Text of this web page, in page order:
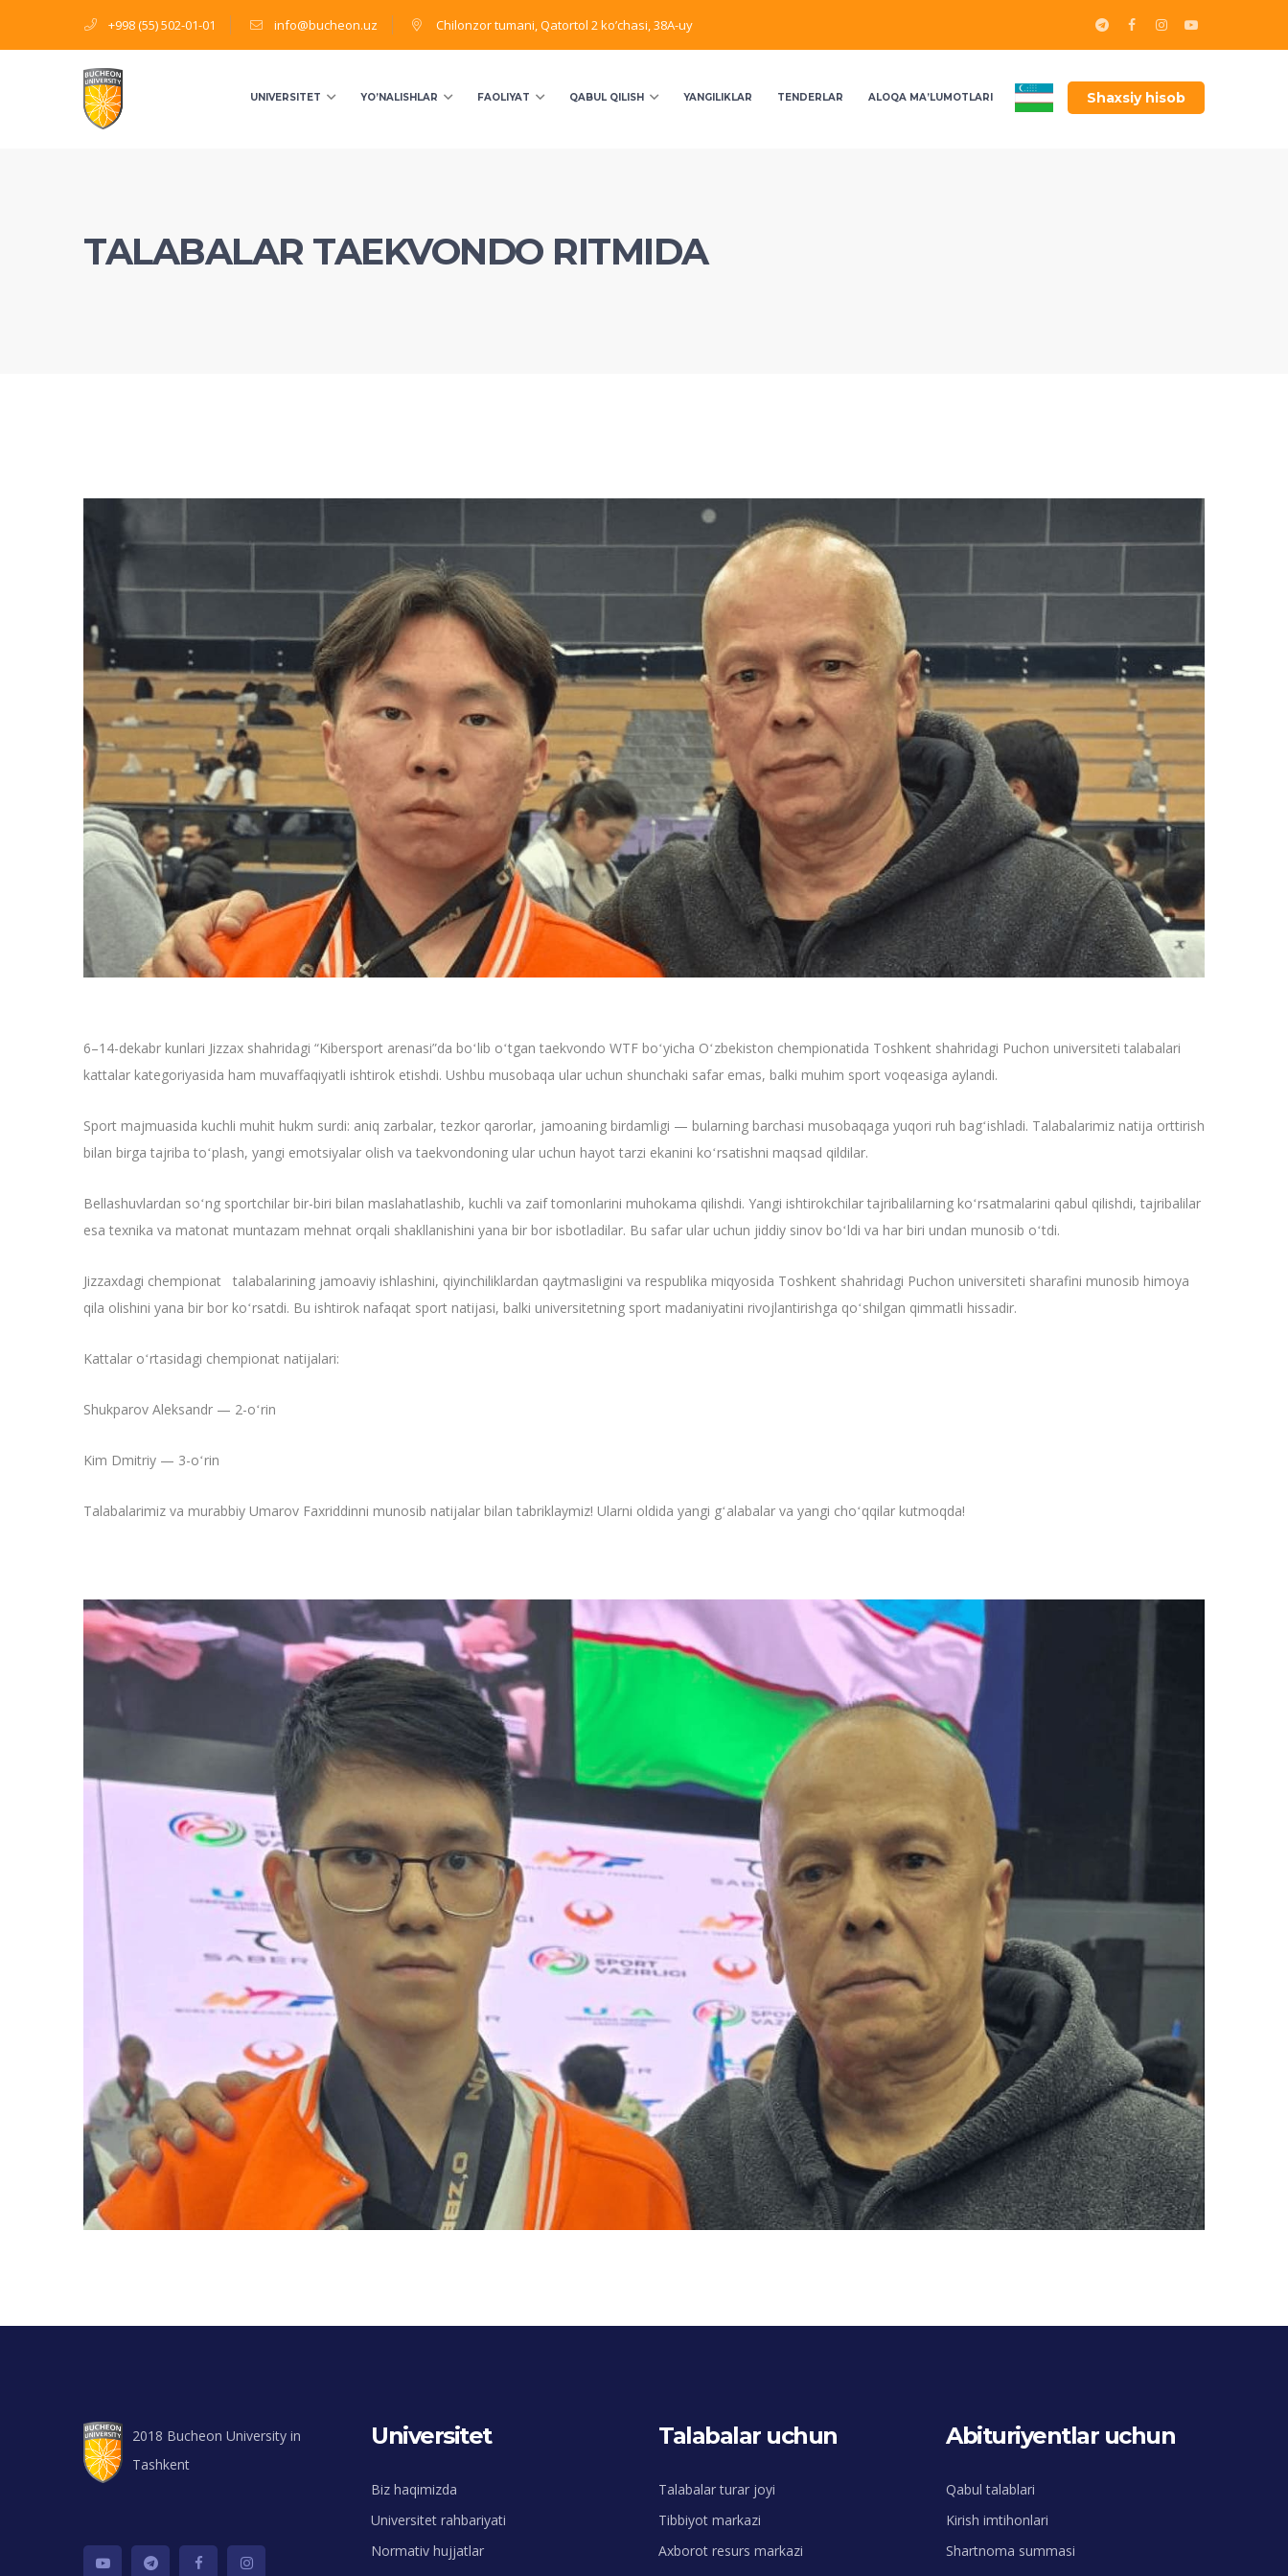
+998 (55) 502-01-01 info@bucheon.uz Chilonzor tumani, Qatortol 2 ko’chasi, 38A-uy
Shaxsiy hisob
UNIVERSITET YO’NALISHLAR FAOLIYAT QABUL QILISH YANGILIKLAR TENDERLAR ALOQA MA’LUMOTLARI
TALABALAR TAEKVONDO RITMIDA
6–14-dekabr kunlari Jizzax shahridagi “Kibersport arenasi”da boʻlib oʻtgan taekvondo WTF boʻyicha Oʻzbekiston chempionatida Toshkent shahridagi Puchon universiteti talabalari
kattalar kategoriyasida ham muvaffaqiyatli ishtirok etishdi. Ushbu musobaqa ular uchun shunchaki safar emas, balki muhim sport voqeasiga aylandi.
Sport majmuasida kuchli muhit hukm surdi: aniq zarbalar, tezkor qarorlar, jamoaning birdamligi — bularning barchasi musobaqaga yuqori ruh bagʻishladi. Talabalarimiz natija orttirish
bilan birga tajriba toʻplash, yangi emotsiyalar olish va taekvondoning ular uchun hayot tarzi ekanini koʻrsatishni maqsad qildilar.
Bellashuvlardan soʻng sportchilar bir-biri bilan maslahatlashib, kuchli va zaif tomonlarini muhokama qilishdi. Yangi ishtirokchilar tajribalilarning koʻrsatmalarini qabul qilishdi, tajribalilar
esa texnika va matonat muntazam mehnat orqali shakllanishini yana bir bor isbotladilar. Bu safar ular uchun jiddiy sinov boʻldi va har biri undan munosib oʻtdi.
Jizzaxdagi chempionat talabalarining jamoaviy ishlashini, qiyinchiliklardan qaytmasligini va respublika miqyosida Toshkent shahridagi Puchon universiteti sharafini munosib himoya
qila olishini yana bir bor koʻrsatdi. Bu ishtirok nafaqat sport natijasi, balki universitetning sport madaniyatini rivojlantirishga qoʻshilgan qimmatli hissadir.
Kattalar oʻrtasidagi chempionat natijalari:
Shukparov Aleksandr — 2-oʻrin
Kim Dmitriy — 3-oʻrin
Talabalarimiz va murabbiy Umarov Faxriddinni munosib natijalar bilan tabriklaymiz! Ularni oldida yangi gʻalabalar va yangi choʻqqilar kutmoqda!
2018 Bucheon University in
Tashkent
Universitet
Biz haqimizda
Universitet rahbariyati
Normativ hujjatlar
Talabalar uchun
Talabalar turar joyi
Tibbiyot markazi
Axborot resurs markazi
Abituriyentlar uchun
Qabul talablari
Kirish imtihonlari
Shartnoma summasi